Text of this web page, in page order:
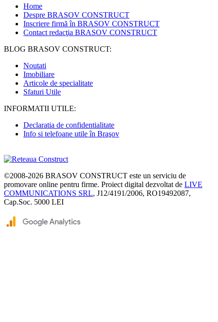
Home
Despre BRASOV CONSTRUCT
Inscriere firmă în BRASOV CONSTRUCT
Contact redacţia BRASOV CONSTRUCT
BLOG BRASOV CONSTRUCT:
Noutati
Imobiliare
Articole de specialitate
Sfaturi Utile
INFORMATII UTILE:
Declaratia de confidentialitate
Info si telefoane utile în Braşov
©2008-2026 BRASOV CONSTRUCT este un serviciu de
promovare online pentru firme. Proiect digital dezvoltat de LIVE
COMMUNICATIONS SRL, J12/4191/2006, RO19492087,
Cap.Soc. 5000 LEI